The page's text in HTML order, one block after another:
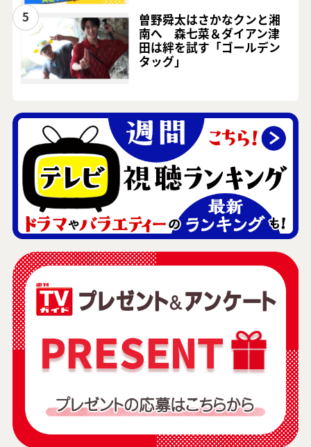
5
曽野舜太はさかなクンと湘
南へ 森七菜＆ダイアン津
田は絆を試す「ゴールデン
タッグ」